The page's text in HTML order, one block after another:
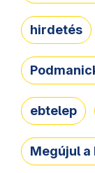
hirdetés
ebtelep
Megújul